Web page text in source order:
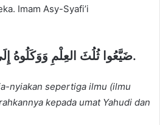
Imam Asy-Syafi’i
ضَيَّعُوا ثُلُثَ العِلْمِ وَوَكَلُوهُ إِلَى اليَهُوْدِ وَالنَّصَارَى.
nyiakan sepertiga ilmu (ilmu
kepada umat Yahudi dan